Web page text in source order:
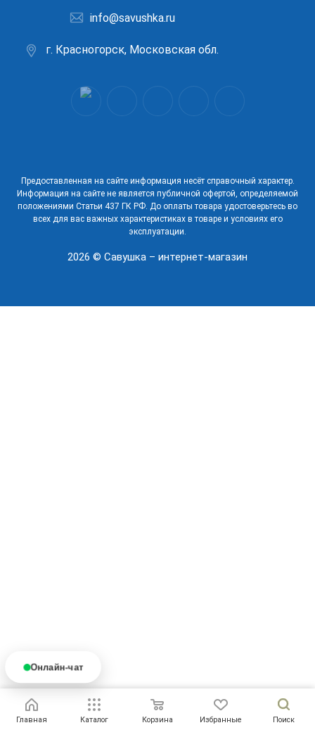
info@savushka.ru
г. Красногорск, Московская обл.
Предоставленная на сайте информация несёт справочный характер.
Информация на сайте не является публичной офертой, определяемой
положениями Статьи 437 ГК РФ. До оплаты товара удостоверьтесь во
всех для вас важных характеристиках в товаре и условиях его
эксплуатации.
2026 © Савушка – интернет-магазин
Главная Каталог Корзина Избранные Поиск
Онлайн-чат